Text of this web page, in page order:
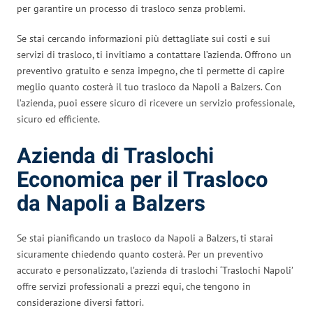
per garantire un processo di trasloco senza problemi.
Se stai cercando informazioni più dettagliate sui costi e sui
servizi di trasloco, ti invitiamo a contattare l’azienda. Offrono un
preventivo gratuito e senza impegno, che ti permette di capire
meglio quanto costerà il tuo trasloco da Napoli a Balzers. Con
l’azienda, puoi essere sicuro di ricevere un servizio professionale,
sicuro ed efficiente.
Azienda di Traslochi
Economica per il Trasloco
da Napoli a Balzers
Se stai pianificando un trasloco da Napoli a Balzers, ti starai
sicuramente chiedendo quanto costerà. Per un preventivo
accurato e personalizzato, l’azienda di traslochi ‘Traslochi Napoli’
offre servizi professionali a prezzi equi, che tengono in
considerazione diversi fattori.